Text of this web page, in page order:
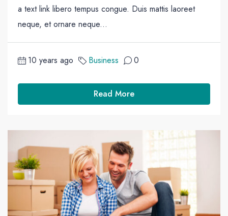
a text link libero tempus congue. Duis mattis laoreet
neque, et ornare neque...
10 years ago Business 0
Read More